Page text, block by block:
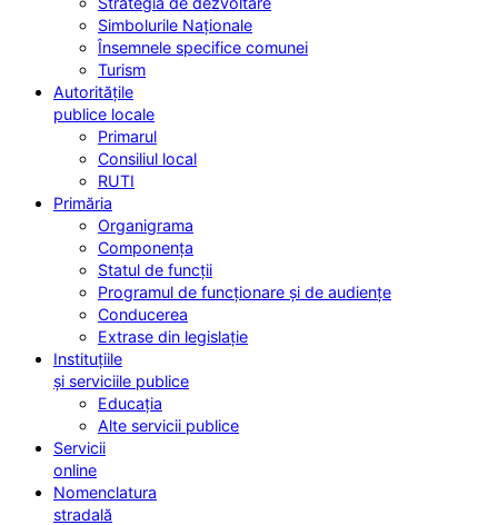
Simbolurile Naționale
Însemnele specifice comunei
Turism
Autoritățile
publice locale
Primarul
Consiliul local
RUTI
Primăria
Organigrama
Componența
Statul de funcții
Programul de funcționare și de audiențe
Conducerea
Extrase din legislație
Instituțiile
și serviciile publice
Educația
Alte servicii publice
Servicii
online
Nomenclatura
stradală